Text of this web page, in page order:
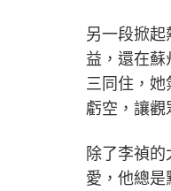
另一段掀起
益，還在
三同住，
虧空，讓觀
除了李禎
愛，他總